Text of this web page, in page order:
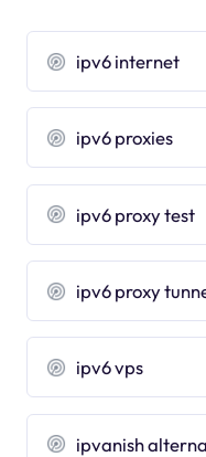
ipv6 internet
ipv6 proxies
ipv6 proxy test
ipv6 proxy
ipv6 vps
ipvanish